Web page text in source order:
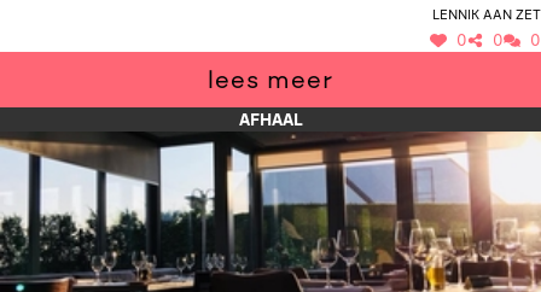
Lennik aan Zet
0 0 0
lees meer
AFHAAL